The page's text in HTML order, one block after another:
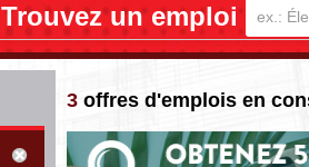
Trouvez un emploi
3 offres d'emplois en